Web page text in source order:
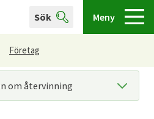
Sök Meny
Företag